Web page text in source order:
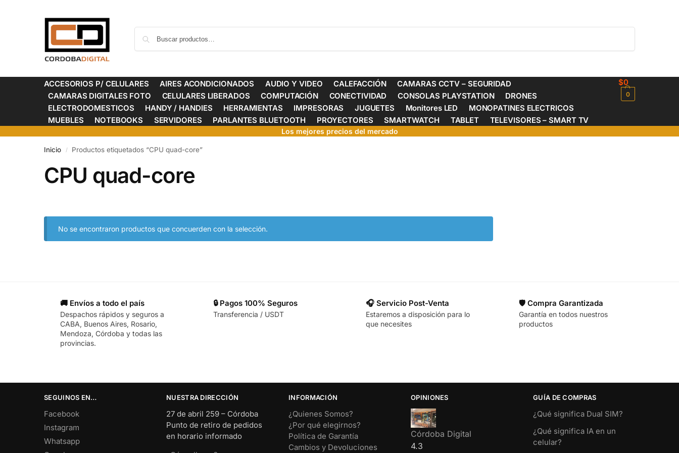
ACCESORIOS P/ CELULARES AIRES ACONDICIONADOS AUDIO Y VIDEO CALEFACCIÓN
CAMARAS CCTV – SEGURIDAD
CAMARAS DIGITALES FOTO
CELULARES LIBERADOS COMPUTACIÓN CONECTIVIDAD CONSOLAS PLAYSTATION
DRONES
ELECTRODOMESTICOS
HANDY / HANDIES HERRAMIENTAS IMPRESORAS JUGUETES Monitores LED
MONOPATINES ELECTRICOS
MUEBLES
NOTEBOOKS SERVIDORES PARLANTES BLUETOOTH PROYECTORES SMARTWATCH TABLET TELEVISORES – SMART TV
$0
0
Los mejores precios del mercado
Inicio / Productos etiquetados “CPU quad-core”
CPU quad-core
No se encontraron productos que concuerden con la selección.
🚚 Envíos a todo el país
Despachos rápidos y seguros a
CABA, Buenos Aires, Rosario,
Mendoza, Córdoba y todas las
provincias.
🔒 Pagos 100% Seguros
Transferencia / USDT
🎧 Servicio Post-Venta
Estaremos a disposición para lo
que necesites
🛡️ Compra Garantizada
Garantía en todos nuestros
productos
SEGUINOS EN…
Facebook
Instagram
Whatsapp
NUESTRA DIRECCIÓN
27 de abril 259 – Córdoba
Punto de retiro de pedidos
en horario informado
INFORMACIÓN
¿Quienes Somos?
¿Por qué elegirnos?
Política de Garantía
Cambios y Devoluciones
OPINIONES
Córdoba Digital
4.3
GUÍA DE COMPRAS
¿Qué significa Dual SIM?
¿Qué significa IA en un
celular?